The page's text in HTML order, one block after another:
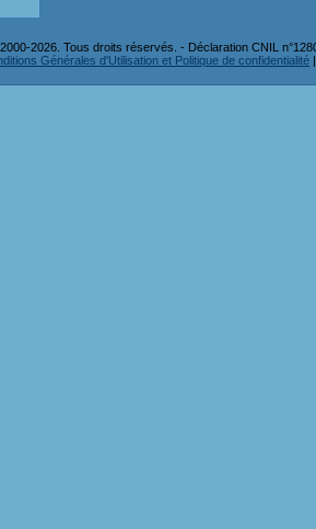
2026. Tous droits réservés. - Déclaration CNIL
Générales d'Utilisation et Politique de confidentialité